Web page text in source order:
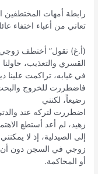
رابطة أمهات المختطفين
تعاني من أعباء اختفاء
القسري والتعذيب،
في غيابه، تراكمت علينا
فاضطررت للخروج
رضيعاً، لكنني
اضطررت لتركه عند
زهيد، لم أعد أستطع
إلى الصيدلية، إذ لا
زوجي في السجن دون أن
أو المحاكمة.